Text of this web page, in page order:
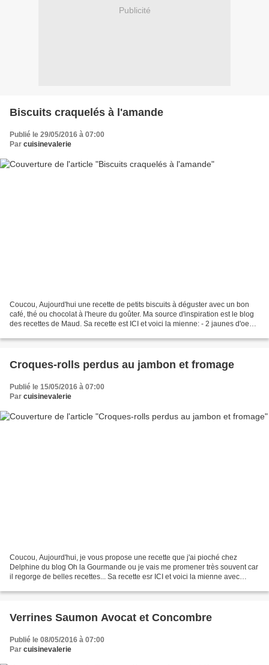
Publicité
Biscuits craquelés à l'amande
Publié le 29/05/2016 à 07:00
Par cuisinevalerie
Coucou, Aujourd'hui une recette de petits biscuits à déguster avec un bon
café, thé ou chocolat à l'heure du goûter. Ma source d'inspiration est le blog
des recettes de Maud. Sa recette est ICI et voici la mienne: - 2 jaunes d'oeufs
Croques-rolls perdus au jambon et fromage
Publié le 15/05/2016 à 07:00
Par cuisinevalerie
Coucou, Aujourd'hui, je vous propose une recette que j'ai pioché chez
Delphine du blog Oh la Gourmande ou je vais me promener très souvent car
il regorge de belles recettes... Sa recette esr ICI et voici la mienne avec
Verrines Saumon Avocat et Concombre
Publié le 08/05/2016 à 07:00
Par cuisinevalerie